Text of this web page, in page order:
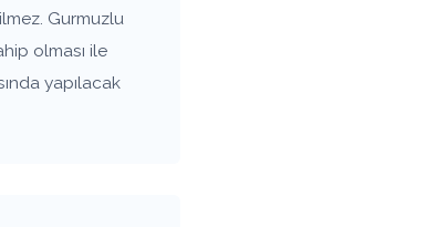
Gurmuzlu
olması ile
yapılacak